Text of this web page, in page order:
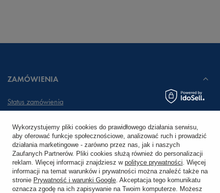
ZAMÓWIENIA
Status zamówienia
Chcę zareklamować produkt
Chcę zwrócić produkt
Chcę wymienić towar
Wykorzystujemy pliki cookies do prawidłowego działania serwisu,
aby oferować funkcje społecznościowe, analizować ruch i prowadzić
działania marketingowe - zarówno przez nas, jak i naszych
Zaufanych Partnerów. Pliki cookies służą również do personalizacji
reklam. Więcej informacji znajdziesz w polityce prywatności. Więcej
informacji na temat warunków i prywatności można znaleźć także na
stronie Prywatność i warunki Google. Akceptacja tego komunikatu
oznacza zgodę na ich zapisywanie na Twoim komputerze. Możesz